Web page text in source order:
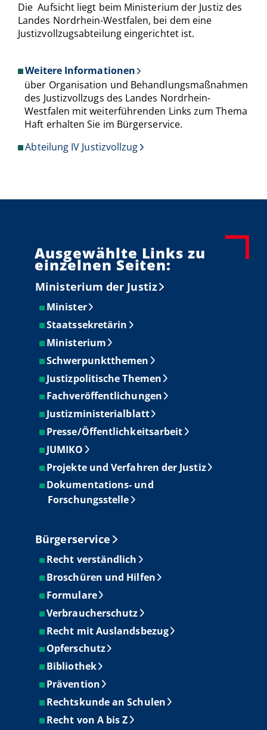
Die Aufsicht liegt beim Ministerium der Justiz des
Landes Nordrhein-Westfalen, bei dem eine
Justizvollzugsabteilung eingerichtet ist.
Weitere Informationen
über Organisation und Behandlungsmaßnahmen
des Justizvollzugs des Landes Nordrhein-
Westfalen mit weiterführenden Links zum Thema
Haft erhalten Sie im Bürgerservice.
Abteilung IV Justizvollzug
Ausgewählte Links zu
einzelnen Seiten:
Ministerium der Justiz
Minister
Staatssekretärin
Ministerium
Schwerpunktthemen
Justizpolitische Themen
Fachveröffentlichungen
Justizministerialblatt
Presse/Öffentlichkeitsarbeit
JUMIKO
Projekte und Verfahren der Justiz
Dokumentations- und
Forschungsstelle
Bürgerservice
Recht verständlich
Broschüren und Hilfen
Formulare
Verbraucherschutz
Recht mit Auslandsbezug
Opferschutz
Bibliothek
Prävention
Rechtskunde an Schulen
Recht von A bis Z